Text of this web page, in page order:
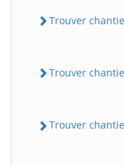
Trouver
Trouver
Trouver